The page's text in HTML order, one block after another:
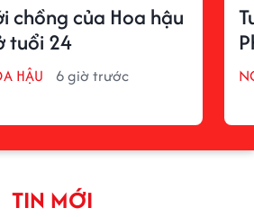
chồng của Hoa hậu
tuổi 24
HẬU 6 giờ trước
TIN MỚI